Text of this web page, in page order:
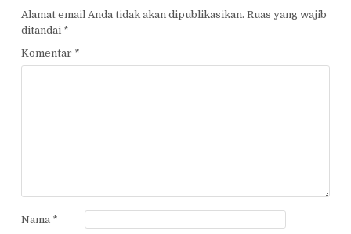
Alamat email Anda tidak akan dipublikasikan. Ruas yang wajib
ditandai *
Komentar *
Nama *